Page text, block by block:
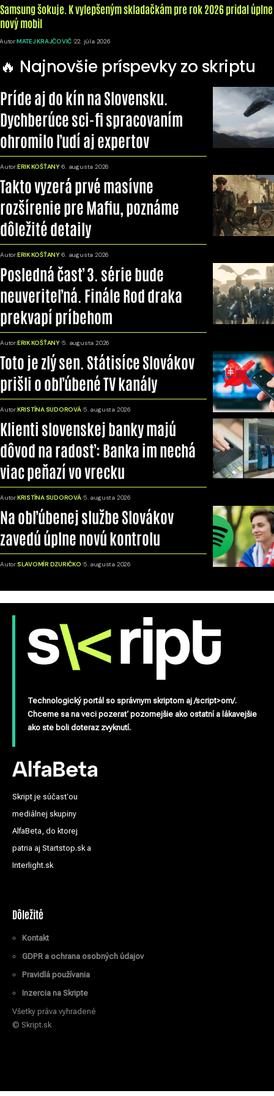
Samsung šokuje. K vylepšeným skladačkám pre rok 2026 pridal úplne
nový mobil
Autor:MATEJ KRAJČOVIČ 22. júla 2026
🔥 Najnovšie príspevky zo skriptu
Príde aj do kín na Slovensku.
Dychberúce sci-fi spracovaním
ohromilo ľudí aj expertov
Autor:ERIK KOŠŤANY 6. augusta 2026
Takto vyzerá prvé masívne
rozšírenie pre Mafiu, poznáme
dôležité detaily
Autor:ERIK KOŠŤANY 6. augusta 2026
Posledná časť 3. série bude
neuveriteľná. Finále Rod draka
prekvapí príbehom
Autor:ERIK KOŠŤANY 5. augusta 2026
Toto je zlý sen. Státisíce Slovákov
prišli o obľúbené TV kanály
Autor:KRISTÍNA SUDOROVÁ 5. augusta 2026
Klienti slovenskej banky majú
dôvod na radosť: Banka im nechá
viac peňazí vo vrecku
Autor:KRISTÍNA SUDOROVÁ 5. augusta 2026
Na obľúbenej službe Slovákov
zavedú úplne novú kontrolu
Autor:SLAVOMÍR DZURIČKO 5. augusta 2026
Technologický portál so správnym skriptom aj /script>om/.
Chceme sa na veci pozerať pozornejšie ako ostatní a lákavejšie
ako ste boli doteraz zvyknutí.
Skript je súčasťou
mediálnej skupiny
AlfaBeta, do ktorej
patria aj Startstop.sk a
Interlight.sk
Dôležité
Kontakt
GDPR a ochrana osobných údajov
Pravidlá používania
Inzercia na Skripte
Všetky práva vyhradené
© Skript.sk